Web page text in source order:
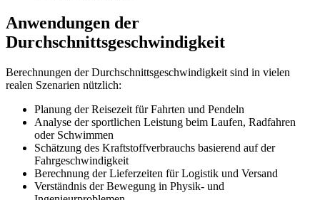
Anwendungen der
Durchschnittsgeschwindigkeit
Berechnungen der Durchschnittsgeschwindigkeit sind in vielen
realen Szenarien nützlich:
Planung der Reisezeit für Fahrten und Pendeln
Analyse der sportlichen Leistung beim Laufen, Radfahren
oder Schwimmen
Schätzung des Kraftstoffverbrauchs basierend auf der
Fahrgeschwindigkeit
Berechnung der Lieferzeiten für Logistik und Versand
Verständnis der Bewegung in Physik- und